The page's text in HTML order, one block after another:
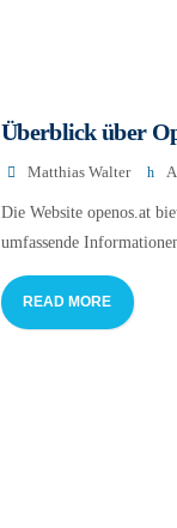
Überblick über
Matthias Walter
Die Website openos.at
umfassende
READ MORE